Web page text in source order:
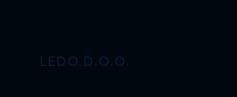
LEDO D.O.O.